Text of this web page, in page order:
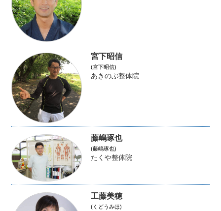
宮下昭信
(宮下昭信)
あきのぶ整体院
藤嶋琢也
(藤嶋琢也)
たくや整体院
工藤美穂
(くどうみほ)